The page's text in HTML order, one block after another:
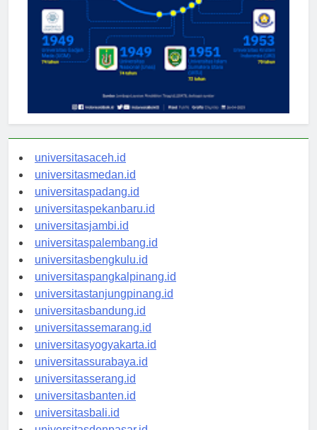
universitasaceh.id
universitasmedan.id
universitaspadang.id
universitaspekanbaru.id
universitasjambi.id
universitaspalembang.id
universitasbengkulu.id
universitaspangkalpinang.id
universitastanjungpinang.id
universitasbandung.id
universitassemarang.id
universitasyogyakarta.id
universitassurabaya.id
universitasserang.id
universitasbanten.id
universitasbali.id